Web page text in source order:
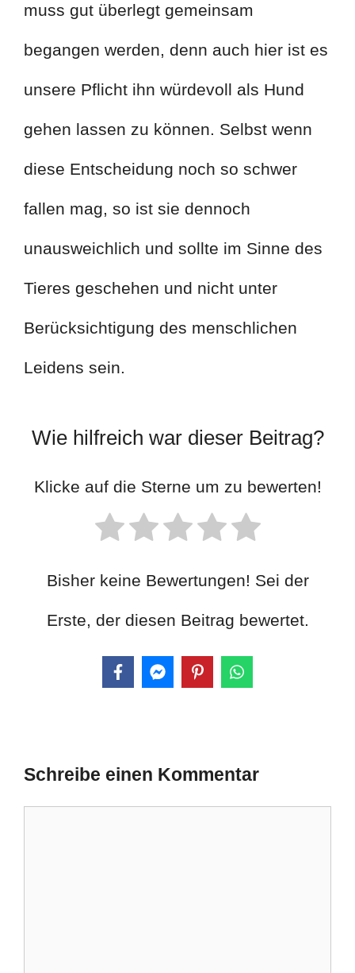
muss gut überlegt gemeinsam
begangen werden, denn auch hier ist es
unsere Pflicht ihn würdevoll als Hund
gehen lassen zu können. Selbst wenn
diese Entscheidung noch so schwer
fallen mag, so ist sie dennoch
unausweichlich und sollte im Sinne des
Tieres geschehen und nicht unter
Berücksichtigung des menschlichen
Leidens sein.
Wie hilfreich war dieser Beitrag?
Klicke auf die Sterne um zu bewerten!
Bisher keine Bewertungen! Sei der
Erste, der diesen Beitrag bewertet.
Schreibe einen Kommentar